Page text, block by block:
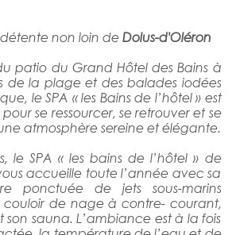
non loin de Dolus-d'Oléron
patio du Grand Hôtel des Bains à
de la plage et des balades iodées
le SPA « les Bains de l’hôtel » est
se ressourcer, se retrouver et se
atmosphère sereine et élégante.
le SPA « les bains de l’hôtel » de
accueille toute l’année avec sa
ponctuée de jets sous-marins
couloir de nage à contre- courant,
sauna. L’ambiance est à la fois